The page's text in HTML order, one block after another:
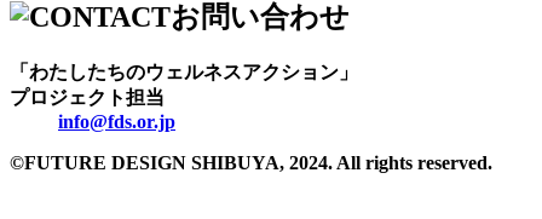
お問い合わせ
「わたしたちのウェルネスアクション」
プロジェクト担当
info@fds.or.jp
©FUTURE DESIGN SHIBUYA, 2024. All rights reserved.